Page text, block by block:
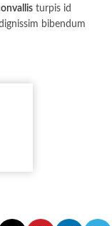
turpis id
bibendum